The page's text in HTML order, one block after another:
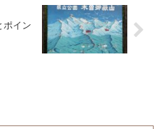
ポイン